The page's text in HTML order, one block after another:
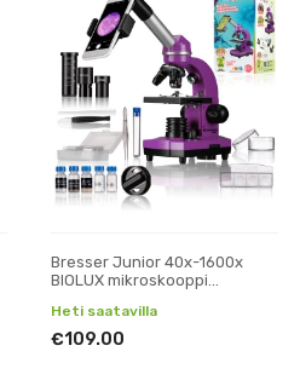
Bresser Junior 40x-1600x
BIOLUX mikroskooppi
Heti saatavilla
€109.00